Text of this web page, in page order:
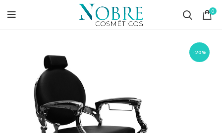
0
-20%